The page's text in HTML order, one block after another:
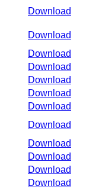
Download
Download
Download
Download
Download
Download
Download
Download
Download
Download
Download
Download